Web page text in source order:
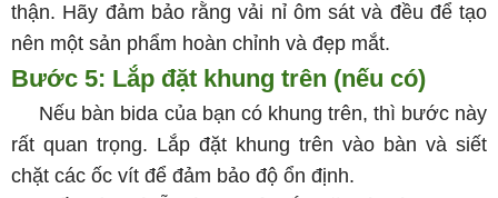
thận. Hãy đảm bảo rằng vải nỉ ôm sát và đều để tạo
nên một sản phẩm hoàn chỉnh và đẹp mắt.
Bước 5: Lắp đặt khung trên (nếu có)
Nếu bàn bida của bạn có khung trên, thì bước này
rất quan trọng. Lắp đặt khung trên vào bàn và siết
chặt các ốc vít để đảm bảo độ ổn định.